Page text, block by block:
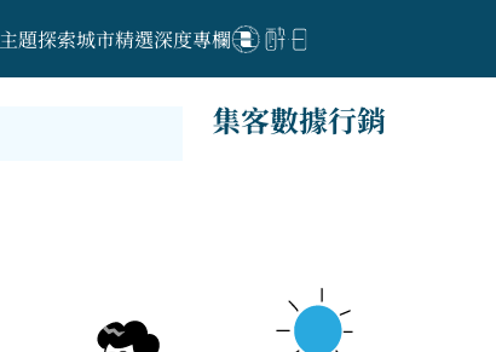
主題探索城市精選深度專欄
集客數據行銷